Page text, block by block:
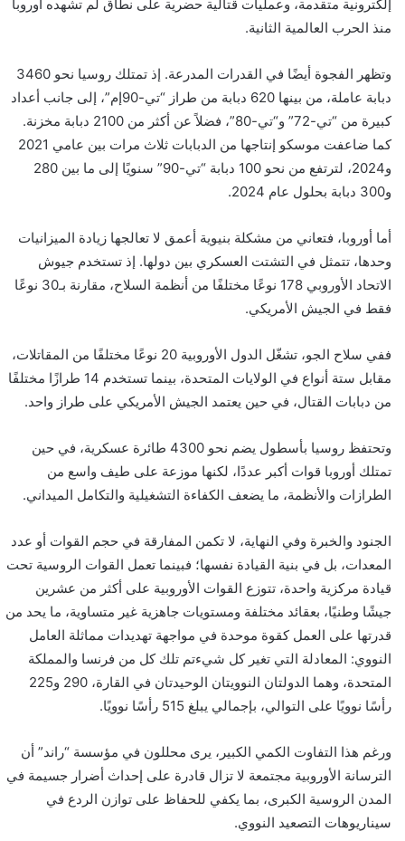
إلكترونية متقدمة، وعمليات قتالية حضرية على نطاق لم تشهده أوروبا
منذ الحرب العالمية الثانية.
وتظهر الفجوة أيضًا في القدرات المدرعة. إذ تمتلك روسيا نحو 3460
دبابة عاملة، من بينها 620 دبابة من طراز “تي-90إم”، إلى جانب أعداد
كبيرة من “تي-72” و“تي-80”، فضلاً عن أكثر من 2100 دبابة مخزنة.
كما ضاعفت موسكو إنتاجها من الدبابات ثلاث مرات بين عامي 2021
و2024، لترتفع من نحو 100 دبابة “تي-90” سنويًا إلى ما بين 280
و300 دبابة بحلول عام 2024.
أما أوروبا، فتعاني من مشكلة بنيوية أعمق لا تعالجها زيادة الميزانيات
وحدها، تتمثل في التشتت العسكري بين دولها. إذ تستخدم جيوش
الاتحاد الأوروبي 178 نوعًا مختلفًا من أنظمة السلاح، مقارنة بـ30 نوعًا
فقط في الجيش الأمريكي.
ففي سلاح الجو، تشغّل الدول الأوروبية 20 نوعًا مختلفًا من المقاتلات،
مقابل ستة أنواع في الولايات المتحدة، بينما تستخدم 14 طرازًا مختلفًا
من دبابات القتال، في حين يعتمد الجيش الأمريكي على طراز واحد.
وتحتفظ روسيا بأسطول يضم نحو 4300 طائرة عسكرية، في حين
تمتلك أوروبا قوات أكبر عددًا، لكنها موزعة على طيف واسع من
الطرازات والأنظمة، ما يضعف الكفاءة التشغيلية والتكامل الميداني.
الجنود والخبرة وفي النهاية، لا تكمن المفارقة في حجم القوات أو عدد
المعدات، بل في بنية القيادة نفسها؛ فبينما تعمل القوات الروسية تحت
قيادة مركزية واحدة، تتوزع القوات الأوروبية على أكثر من عشرين
جيشًا وطنيًا، بعقائد مختلفة ومستويات جاهزية غير متساوية، ما يحد من
قدرتها على العمل كقوة موحدة في مواجهة تهديدات مماثلة العامل
النووي: المعادلة التي تغير كل شيءتم تلك كل من فرنسا والمملكة
المتحدة، وهما الدولتان النوويتان الوحيدتان في القارة، 290 و225
رأسًا نوويًا على التوالي، بإجمالي يبلغ 515 رأسًا نوويًا.
ورغم هذا التفاوت الكمي الكبير، يرى محللون في مؤسسة “راند” أن
الترسانة الأوروبية مجتمعة لا تزال قادرة على إحداث أضرار جسيمة في
المدن الروسية الكبرى، بما يكفي للحفاظ على توازن الردع في
سيناريوهات التصعيد النووي.